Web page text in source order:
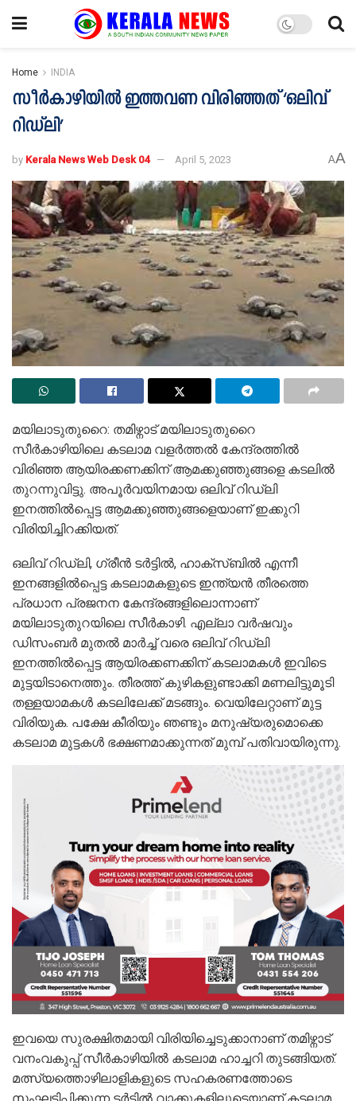
Home INDIA
സീര്‍കാഴിയില്‍ ഇത്തവണ വിരിഞ്ഞത് ‘ഒലിവ്
റിഡ്‍ലി’
by Kerala News Web Desk 04 April 5, 2023 AA
മയിലാടുതുറൈ: തമിഴ്നാട് മയിലാടുതുറൈ
സീർകാഴിയിലെ കടലാമ വളർത്തൽ കേന്ദ്രത്തിൽ
വിരിഞ്ഞ ആയിരക്കണക്കിന് ആമക്കുഞ്ഞുങ്ങളെ കടലിൽ
തുറന്നുവിട്ടു. അപൂർവയിനമായ ഒലിവ് റിഡ്‍ലി
ഇനത്തിൽപ്പെട്ട ആമക്കുഞ്ഞുങ്ങളെയാണ് ഇക്കുറി
വിരിയിച്ചിറക്കിയത്.
ഒലിവ് റിഡ്‍ലി, ഗ്രീൻ ടർട്ടിൽ, ഹാക്സ്ബിൽ എന്നീ
ഇനങ്ങളിൽപ്പെട്ട കടലാമകളുടെ ഇന്ത്യൻ തീരത്തെ
പ്രധാന പ്രജനന കേന്ദ്രങ്ങളിലൊന്നാണ്
മയിലാടുതുറയിലെ സീർകാഴി. എല്ലാ വർഷവും
ഡിസംബർ മുതൽ മാർച്ച് വരെ ഒലിവ് റിഡ്‍ലി
ഇനത്തിൽപ്പെട്ട ആയിരക്കണക്കിന് കടലാമകൾ ഇവിടെ
മുട്ടയിടാനെത്തും. തീരത്ത് കുഴികളുണ്ടാക്കി മണലിട്ടുമൂടി
തള്ളയാമകൾ കടലിലേക്ക് മടങ്ങും. വെയിലേറ്റാണ് മുട്ട
വിരിയുക. പക്ഷേ കീരിയും ഞണ്ടും മനുഷ്യരുമൊക്കെ
കടലാമ മുട്ടകൾ ഭക്ഷണമാക്കുന്നത് മുമ്പ് പതിവായിരുന്നു.
ഇവയെ സുരക്ഷിതമായി വിരിയിച്ചെടുക്കാനാണ് തമിഴ്നാട്
വനംവകുപ്പ് സീർകാഴിയിൽ കടലാമ ഹാച്ചറി തുടങ്ങിയത്.
മത്സ്യത്തൊഴിലാളികളുടെ സഹകരണത്തോടെ